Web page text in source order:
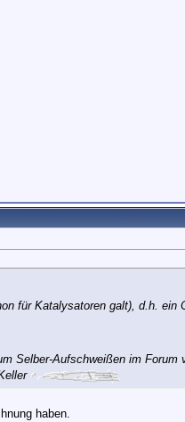
für Katalysatoren galt), d.h. ein
Selber-Aufschweißen im Forum
haben.